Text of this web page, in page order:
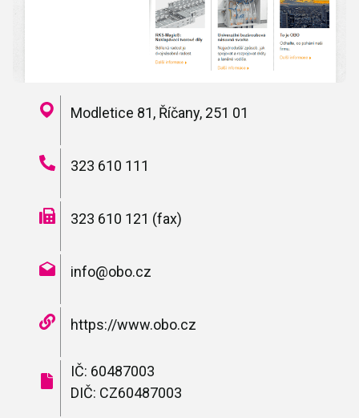
Modletice 81, Říčany, 251 01
323 610 111
323 610 121 (fax)
info@obo.cz
https://www.obo.cz
IČ: 60487003
DIČ: CZ60487003